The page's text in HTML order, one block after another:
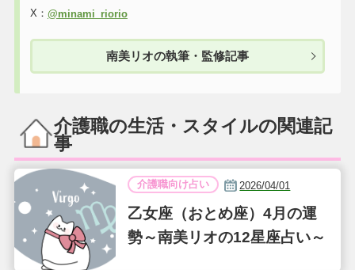
X： @minami_riorio
南美リオの執筆・監修記事
介護職の生活・スタイルの関連記
事
介護職向け占い 2026/04/01
乙女座（おとめ座）4月の運
勢～南美リオの12星座占い～